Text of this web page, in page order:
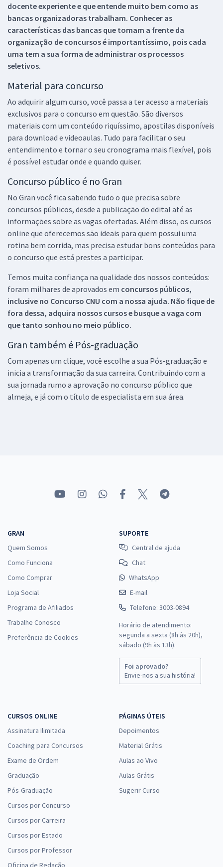
docente experiente e que entende muito bem como as
bancas organizadoras trabalham. Conhecer as
características das bancas que tomam a frente da
organização de concursos é importantíssimo, pois cada
uma tem a sua forma de administrar os processos
seletivos.
Material para concurso
Ao adquirir algum curso, você passa a ter acesso a materiais
exclusivos para o concurso em questão. São diversos
materiais com um conteúdo riquíssimo, apostilas disponíveis
para download e videoaulas. Tudo para facilitar o seu
entendimento e tornar o seu cronograma mais flexível, pois
é possível estudar onde e quando quiser.
Concurso público é no Gran
No Gran você fica sabendo tudo o que precisa sobre
concursos públicos, desde a publicação do edital até as
informações sobre as vagas ofertadas. Além disso, os cursos
online que oferecemos são ideais para quem possui uma
rotina bem corrida, mas precisa estudar bons conteúdos para
o concurso que está prestes a participar.
Temos muita confiança na qualidade dos nossos conteúdos:
foram milhares de aprovados em concursos públicos,
inclusive no Concurso CNU com a nossa ajuda. Não fique de
fora dessa, adquira nossos cursos e busque a vaga com
que tanto sonhou no meio público.
Gran também é Pós-graduação
Com apenas um clique, você escolhe a sua Pós-graduação e
inicia a transformação da sua carreira. Contribuindo com a
sua jornada rumo a aprovação no concurso público que
almeja, e já com o título de especialista em sua área.
GRAN
Quem Somos
Como Funciona
Como Comprar
Loja Social
Programa de Afiliados
Trabalhe Conosco
Preferência de Cookies
SUPORTE
Central de ajuda
Chat
WhatsApp
E-mail
Telefone: 3003-0894
Horário de atendimento:
segunda a sexta (8h às 20h),
sábado (9h às 13h).
Foi aprovado?
Envie-nos a sua história!
CURSOS ONLINE
Assinatura Ilimitada
Coaching para Concursos
Exame de Ordem
Graduação
Pós-Graduação
Cursos por Concurso
Cursos por Carreira
Cursos por Estado
Cursos por Professor
Oficina de Redação
PÁGINAS ÚTEIS
Depoimentos
Material Grátis
Aulas ao Vivo
Aulas Grátis
Sugerir Curso